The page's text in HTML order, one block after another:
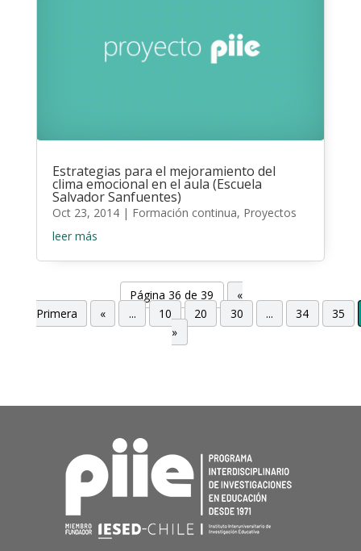
Estrategias para el mejoramiento del
clima emocional en el aula (Escuela
Salvador Sanfuentes)
Oct 23, 2014| Formación continua, Proyectos
leer más
Página 36 de 39
«
Primera
« ... 10 20 30 ... 34
35
»